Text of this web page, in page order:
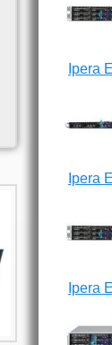
Ipera
Ipera
Ipera